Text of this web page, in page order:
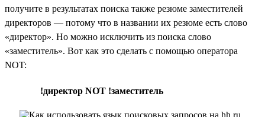
получите в результатах поиска также резюме заместителей
директоров — потому что в названии их резюме есть слово
«директор». Но можно исключить из поиска слово
«заместитель». Вот как это сделать с помощью оператора
NOT:
!директор NOT !заместитель